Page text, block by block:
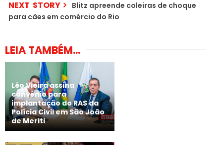
NEXT STORY
Blitz apreende coleiras de choque
para cães em comércio do Rio
LEIA TAMBÉM...
Léo Vieira assina
convênio para
implantação do RAS da
Polícia Civil em São João
de Meriti